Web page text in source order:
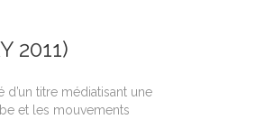
2011)
titre médiatisant une
et les mouvements